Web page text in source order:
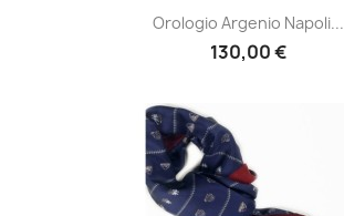
Orologio Argenio Napoli...
130,00 €